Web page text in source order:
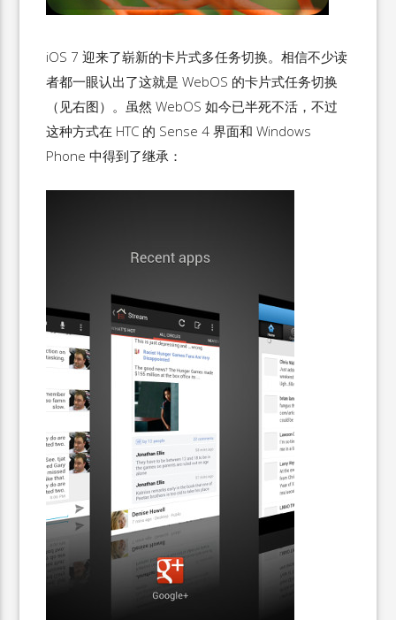
iOS 7 迎来了崭新的卡片式多任务切换。相信不少读
者都一眼认出了这就是 WebOS 的卡片式任务切换
（见右图）。虽然 WebOS 如今已半死不活，不过
这种方式在 HTC 的 Sense 4 界面和 Windows
Phone 中得到了继承：